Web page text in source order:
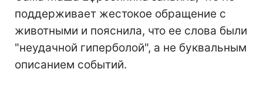
поддерживает жестокое обращение с
животными и пояснила, что ее слова были
"неудачной гиперболой", а не буквальным
описанием событий.